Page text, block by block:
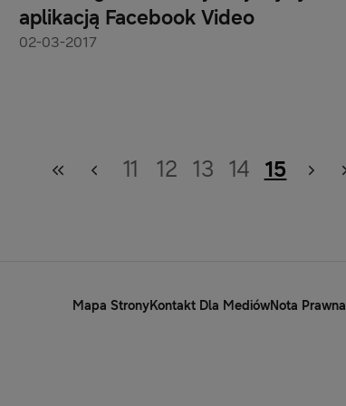
aplikacją Facebook Video
02-03-2017
11 12 13 14 15
Mapa StronyKontakt Dla MediówNota Prawna